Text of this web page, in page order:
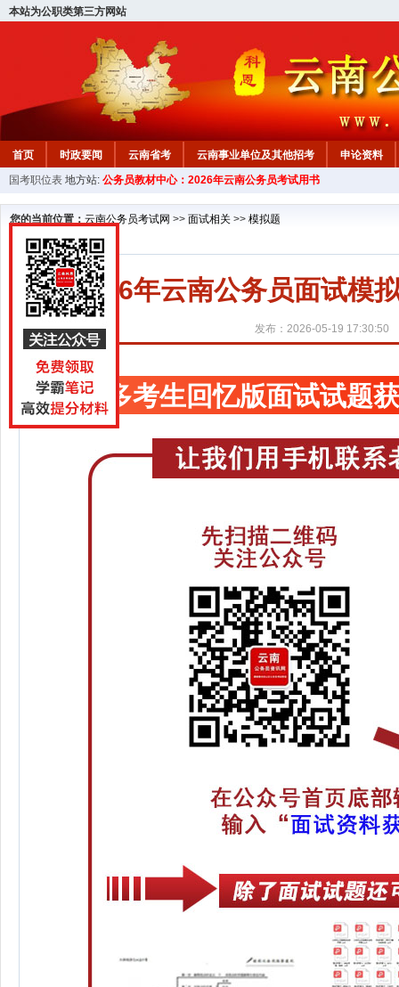
本站为公职类第三方网站
首页 时政要闻 云南省考 云南事业单位及其他招考
申论资料
国考职位表 地方站: 公务员教材中心：2026年云南公务员考试用书
您的当前位置： 云南公务员考试网 >> 面试相关 >> 模拟题
2026年云南公务员面试模
发布：2026-05-19 17:30:50
更多考生回忆版面试试题